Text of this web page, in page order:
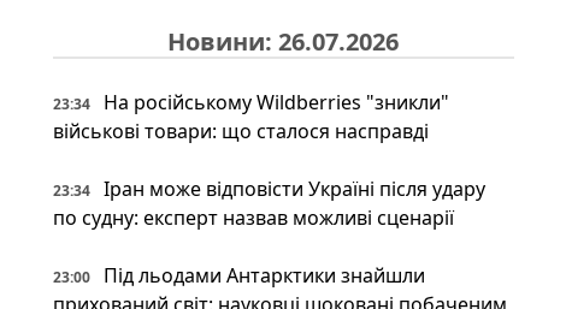
Новини: 26.07.2026
23:34
На російському Wildberries "зникли"
військові товари: що сталося насправді
23:34
Іран може відповісти Україні після удару
по судну: експерт назвав можливі сценарії
23:00
Під льодами Антарктики знайшли